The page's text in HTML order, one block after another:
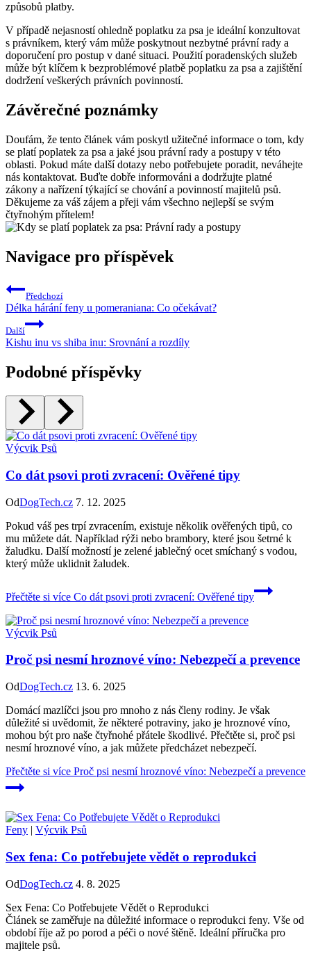
způsobů platby.
V případě nejasností ohledně poplatku za psa je ideální konzultovat
s právníkem, který vám může poskytnout nezbytné právní rady a
doporučení pro postup v dané situaci. Použití poradenských služeb
může být klíčem k bezproblémové platbě poplatku za psa a zajištění
dodržení veškerých právních povinností.
Závěrečné poznámky
Doufám, že tento článek vám poskytl užitečné informace o tom, kdy
se platí poplatek za psa a jaké jsou právní rady a postupy v této
oblasti. Pokud máte další dotazy nebo potřebujete poradit, neváhejte
nás kontaktovat. Buďte dobře informováni a dodržujte platné
zákony a nařízení týkající se chování a povinností majitelů psů.
Děkujeme za váš zájem a přeji vám všechno nejlepší se svým
čtyřnohým přítelem!
Navigace pro příspěvek
Předchozí
Délka hárání feny u pomeraniana: Co očekávat?
Další
Kishu inu vs shiba inu: Srovnání a rozdíly
Podobné příspěvky
Výcvik Psů
Co dát psovi proti zvracení: Ověřené tipy
OdDogTech.cz 7. 12. 2025
Pokud váš pes trpí zvracením, existuje několik ověřených tipů, co
mu můžete dát. Například rýži nebo brambory, které jsou šetrné k
žaludku. Další možností je zelené jablečný ocet smíchaný s vodou,
který může uklidnit žaludek.
Přečtěte si více Co dát psovi proti zvracení: Ověřené tipy
Výcvik Psů
Proč psi nesmí hroznové víno: Nebezpečí a prevence
OdDogTech.cz 13. 6. 2025
Domácí mazlíčci jsou pro mnoho z nás členy rodiny. Je však
důležité si uvědomit, že některé potraviny, jako je hroznové víno,
mohou být pro naše čtyřnohé přátele škodlivé. Přečtěte si, proč psi
nesmí hroznové víno, a jak můžete předcházet nebezpečí.
Přečtěte si více Proč psi nesmí hroznové víno: Nebezpečí a prevence
Feny | Výcvik Psů
Sex fena: Co potřebujete vědět o reprodukci
OdDogTech.cz 4. 8. 2025
Sex Fena: Co Potřebujete Vědět o Reprodukci
Článek se zaměřuje na důležité informace o reprodukci feny. Vše od
období říje až po porod a péči o nové štěně. Ideální příručka pro
majitele psů.